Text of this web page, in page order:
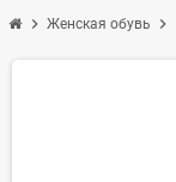
chevron_right Женская обувь chevron_right